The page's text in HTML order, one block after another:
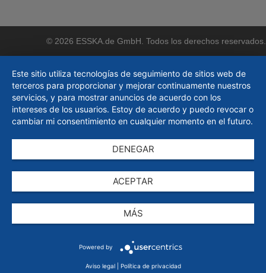
© 2026 ESSKA.de GmbH. Todos los derechos reservados.
Este sitio utiliza tecnologías de seguimiento de sitios web de
terceros para proporcionar y mejorar continuamente nuestros
servicios, y para mostrar anuncios de acuerdo con los
intereses de los usuarios. Estoy de acuerdo y puedo revocar o
cambiar mi consentimiento en cualquier momento en el futuro.
DENEGAR
ACEPTAR
MÁS
Powered by
Aviso legal Política de privacidad